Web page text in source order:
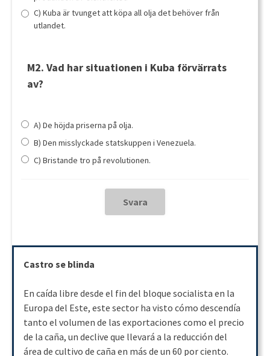
C) Kuba är tvunget att köpa all olja det behöver från
utlandet.
M2. Vad har situationen i Kuba förvärrats
av?
A) De höjda priserna på olja.
B) Den misslyckade statskuppen i Venezuela.
C) Bristande tro på revolutionen.
Castro se blinda
En caída libre desde el fin del bloque socialista en la
Europa del Este, este sector ha visto cómo descendía
tanto el volumen de las exportaciones como el precio
de la caña, un declive que llevará a la reducción del
área de cultivo de caña en más de un 60 por ciento.